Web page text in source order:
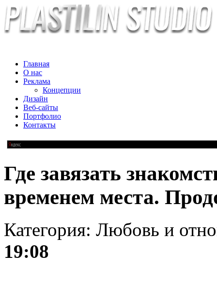
Главная
О нас
Реклама
Концепции
Дизайн
Веб-сайты
Портфолио
Контакты
Где завязать
временем места.
Категория: Любовь и
19:08